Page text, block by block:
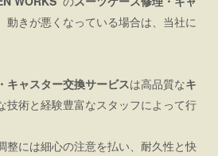
動きが悪くなっている場合は、当社に
キャスター交換サービスは高品質なキ
技術と経験豊富なスタッフによって行
整には細心の注意を払い、耐久性と快